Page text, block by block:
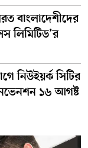
বাংলাদেশীদের
লিমিটিড’র
নিউইয়র্ক সিটির
১৬ আগষ্ট